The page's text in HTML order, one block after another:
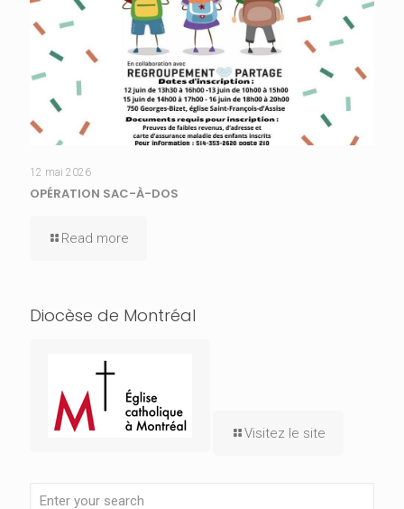
12 mai 2026
OPÉRATION SAC-À-DOS
Read more
Diocèse de Montréal
Visitez le site